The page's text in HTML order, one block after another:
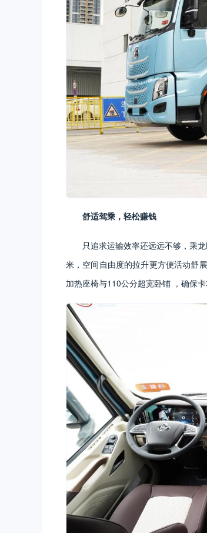
舒适驾乘，轻松赚钱
只追求运输效率还远远不够，乘
米，空间自由度的拉升更方便活动舒
加热座椅与110公分超宽卧铺 ，确保